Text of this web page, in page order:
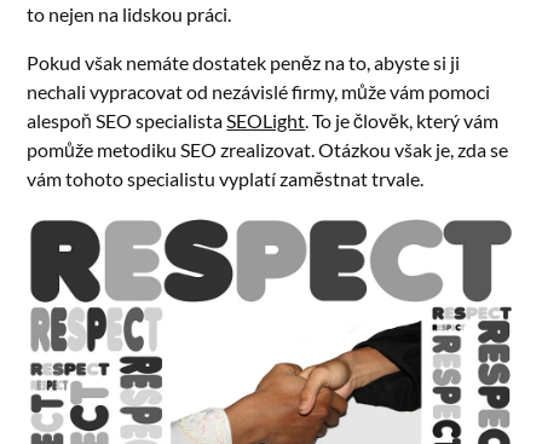
to nejen na lidskou práci.
Pokud však nemáte dostatek peněz na to, abyste si ji
nechali vypracovat od nezávislé firmy, může vám pomoci
alespoň SEO specialista SEOLight . To je člověk, který vám
pomůže metodiku SEO zrealizovat. Otázkou však je, zda se
vám tohoto specialistu vyplatí zaměstnat trvale.